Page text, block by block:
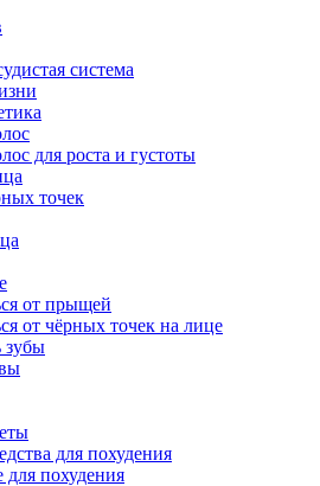
система
для роста и густоты
точек
от прыщей
от чёрных точек на лице
зубы
для похудения
похудения